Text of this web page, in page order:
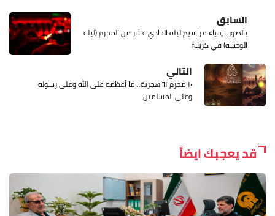
السابق
بالصور.. إحياء مراسيم ليلة الحادي عشر من المحرم (ليلة
الوحشة) في كربلاء
التالي
١٠ محرم ٦١ هجرية.. ما أعظمه على الله وعلى رسوله
وعلى المسلمين
قد يعجبك ايضاً